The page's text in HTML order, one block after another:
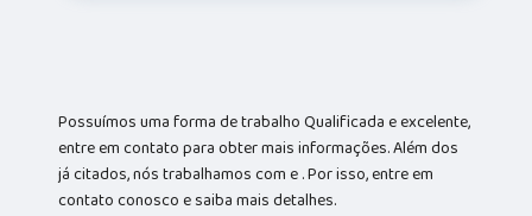
Possuímos uma forma de trabalho Qualificada e excelente,
entre em contato para obter mais informações. Além dos
já citados, nós trabalhamos com e . Por isso, entre em
contato conosco e saiba mais detalhes.